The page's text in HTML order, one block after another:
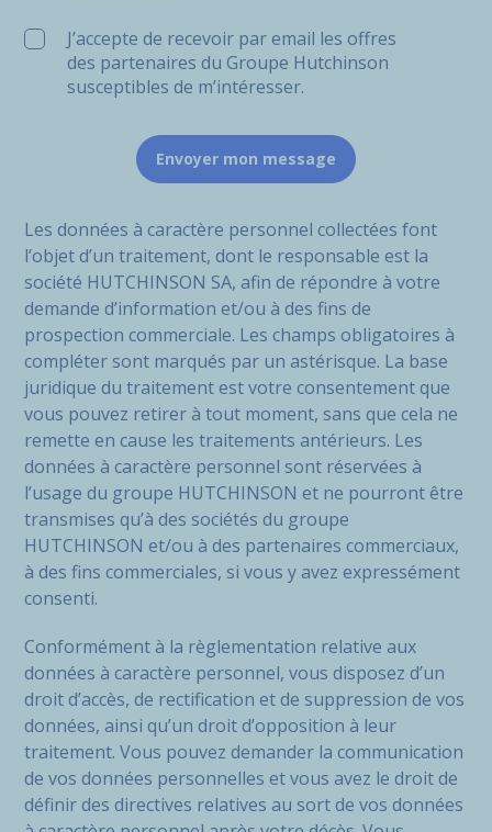
J’accepte de recevoir par email les offres
des partenaires du Groupe Hutchinson
susceptibles de m’intéresser.
Les données à caractère personnel collectées font
l’objet d’un traitement, dont le responsable est la
société HUTCHINSON SA, afin de répondre à votre
demande d’information et/ou à des fins de
prospection commerciale. Les champs obligatoires à
compléter sont marqués par un astérisque. La base
juridique du traitement est votre consentement que
vous pouvez retirer à tout moment, sans que cela ne
remette en cause les traitements antérieurs. Les
données à caractère personnel sont réservées à
l’usage du groupe HUTCHINSON et ne pourront être
transmises qu’à des sociétés du groupe
HUTCHINSON et/ou à des partenaires commerciaux,
à des fins commerciales, si vous y avez expressément
consenti.
Conformément à la règlementation relative aux
données à caractère personnel, vous disposez d’un
droit d’accès, de rectification et de suppression de vos
données, ainsi qu’un droit d’opposition à leur
traitement. Vous pouvez demander la communication
de vos données personnelles et vous avez le droit de
définir des directives relatives au sort de vos données